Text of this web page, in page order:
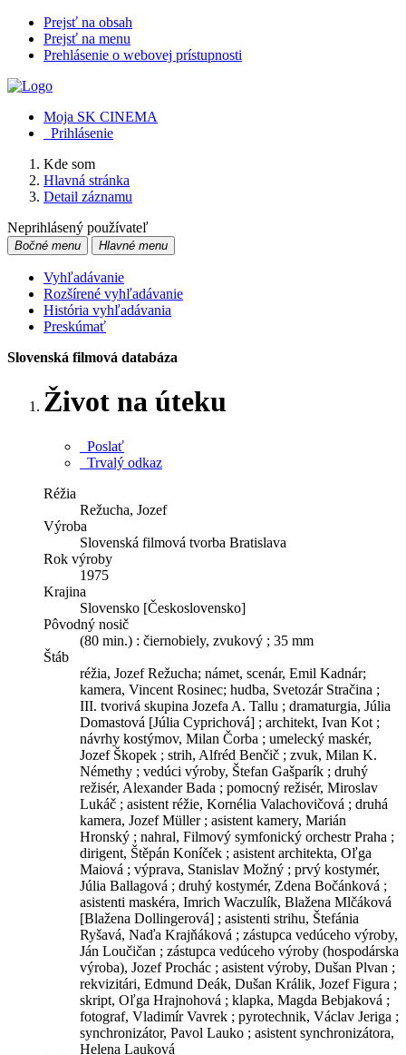
Prejsť na obsah
Prejsť na menu
Prehlásenie o webovej prístupnosti
Moja SK CINEMA
Prihlásenie
Kde som
Hlavná stránka
Detail záznamu
Neprihlásený používateľ
Bočné menu Hlavné menu
Vyhľadávanie
Rozšírené vyhľadávanie
História vyhľadávania
Preskúmať
Slovenská filmová databáza
Život na úteku
Poslať
Trvalý odkaz
Réžia
Režucha, Jozef
Výroba
Slovenská filmová tvorba Bratislava
Rok výroby
1975
Krajina
Slovensko [Československo]
Pôvodný nosič
(80 min.) : čiernobiely, zvukový ; 35 mm
Štáb
réžia, Jozef Režucha; námet, scenár, Emil Kadnár;
kamera, Vincent Rosinec; hudba, Svetozár Stračina ;
III. tvorivá skupina Jozefa A. Tallu ; dramaturgia, Júlia
Domastová [Júlia Cyprichová] ; architekt, Ivan Kot ;
návrhy kostýmov, Milan Čorba ; umelecký maskér,
Jozef Škopek ; strih, Alfréd Benčič ; zvuk, Milan K.
Némethy ; vedúci výroby, Štefan Gašparík ; druhý
režisér, Alexander Bada ; pomocný režisér, Miroslav
Lukáč ; asistent réžie, Kornélia Valachovičová ; druhá
kamera, Jozef Müller ; asistent kamery, Marián
Hronský ; nahral, Filmový symfonický orchestr Praha ;
dirigent, Štěpán Koníček ; asistent architekta, Oľga
Maiová ; výprava, Stanislav Možný ; prvý kostymér,
Júlia Ballagová ; druhý kostymér, Zdena Bočánková ;
asistenti maskéra, Imrich Waczulík, Blažena Mlčáková
[Blažena Dollingerová] ; asistenti strihu, Štefánia
Ryšavá, Naďa Krajňáková ; zástupca vedúceho výroby,
Ján Loučičan ; zástupca vedúceho výroby (hospodárska
výroba), Jozef Prochác ; asistent výroby, Dušan Plvan ;
rekvizitári, Edmund Deák, Dušan Králik, Jozef Figura ;
skript, Oľga Hrajnohová ; klapka, Magda Bebjaková ;
fotograf, Vladimír Vavrek ; pyrotechnik, Václav Jeriga ;
synchronizátor, Pavol Lauko ; asistent synchronizátora,
Helena Lauková